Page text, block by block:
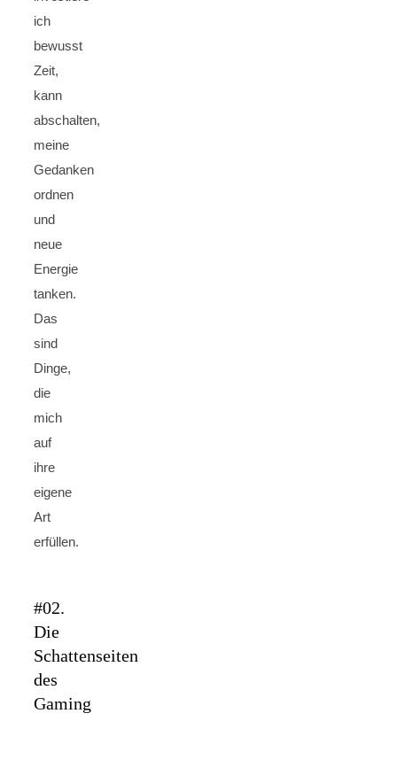
ich
bewusst
Zeit,
kann
abschalten,
meine
Gedanken
ordnen
und
neue
Energie
tanken.
Das
sind
Dinge,
die
mich
auf
ihre
eigene
Art
erfüllen.
#02.
Die
Schattenseiten
des
Gaming